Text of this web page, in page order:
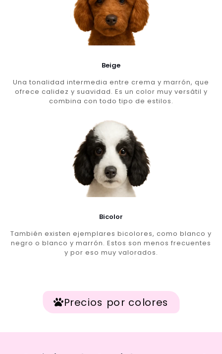
Beige
Una tonalidad intermedia entre crema y marrón, que
ofrece calidez y suavidad. Es un color muy versátil y
combina con todo tipo de estilos.
Bicolor
También existen ejemplares bicolores, como blanco y
negro o blanco y marrón. Estos son menos frecuentes
y por eso muy valorados.
Precios por colores